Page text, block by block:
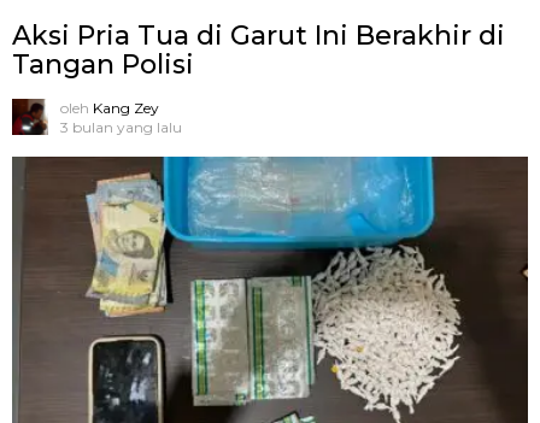
Aksi Pria Tua di Garut Ini Berakhir di
Tangan Polisi
oleh Kang Zey
3 bulan yang lalu